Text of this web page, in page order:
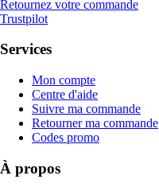
Retournez votre commande
Trustpilot
Services
Mon compte
Centre d'aide
Suivre ma commande
Retourner ma commande
Codes promo
À propos